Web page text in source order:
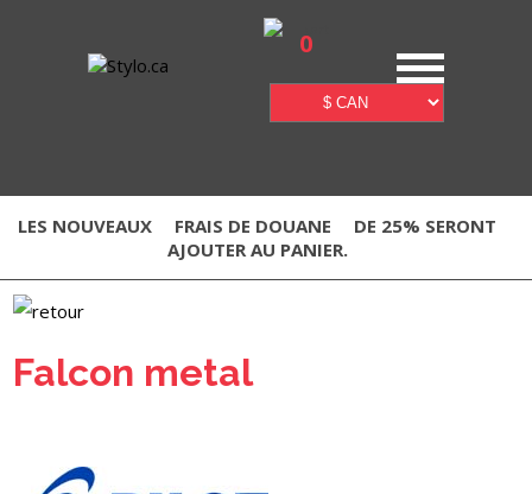
0
LES NOUVEAUX FRAIS DE DOUANE
DE 25% SERONT
AJOUTER AU PANIER.
Falcon metal